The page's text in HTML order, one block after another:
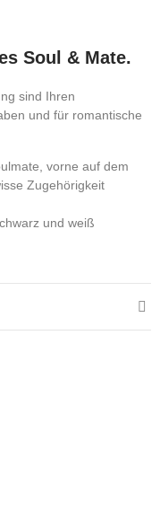
Soul & Mate.
sind Ihren
und für romantische
vorne auf dem
Zugehörigkeit
und weiß